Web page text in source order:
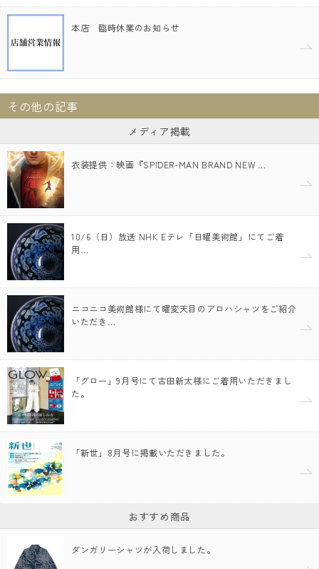
本店 臨時休業のお知らせ
その他の記事
メディア掲載
衣装提供：映画『SPIDER-MAN BRAND NEW …
10/6（日）放送 NHK Eテレ「日曜美術館」にてご着
用…
ニコニコ美術館様にて曜変天目のアロハシャツをご紹介
いただき…
「グロー」9月号にて古田新太様にご着用いただきまし
た。
「新世」8月号に掲載いただきました。
おすすめ商品
ダンガリーシャツが入荷しました。